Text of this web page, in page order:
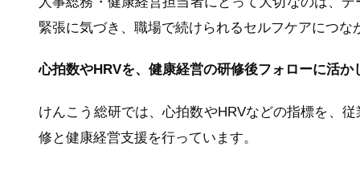
緊張に気づき、職場で続けられるセルフケアにつな
心拍数やHRVを、健康経営の研修後フォローに活か
けんこう総研では、心拍数やHRVなどの指標を、
修と健康経営支援を行っています。